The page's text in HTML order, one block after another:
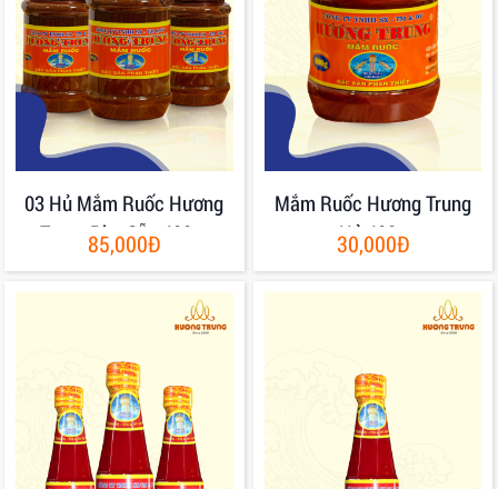
03 Hủ Mắm Ruốc Hương
Trung Pha Sẵn 400gr
85,000Đ
Mắm Ruốc Hương Trung
Hủ 400g
30,000Đ